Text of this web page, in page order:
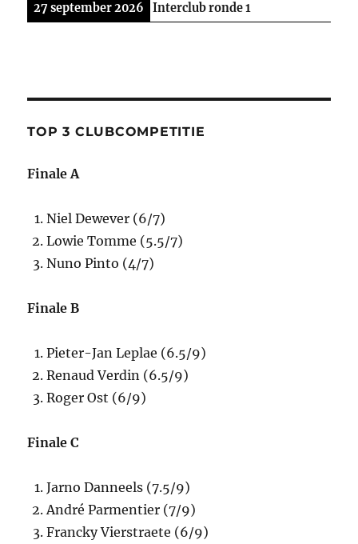
27 september 2026 Interclub ronde 1
TOP 3 CLUBCOMPETITIE
Finale A
Niel Dewever (6/7)
Lowie Tomme (5.5/7)
Nuno Pinto (4/7)
Finale B
Pieter-Jan Leplae (6.5/9)
Renaud Verdin (6.5/9)
Roger Ost (6/9)
Finale C
Jarno Danneels (7.5/9)
André Parmentier (7/9)
Francky Vierstraete (6/9)